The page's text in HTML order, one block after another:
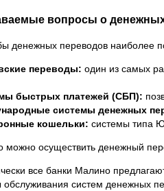
вопросы о
денежных переводов наиболее
переводы: один из самых
быстрых платежей (СБП):
системы денежных
кошельки: системы типа
можно осуществить денежный
все банки Малино
обслуживания систем денежных